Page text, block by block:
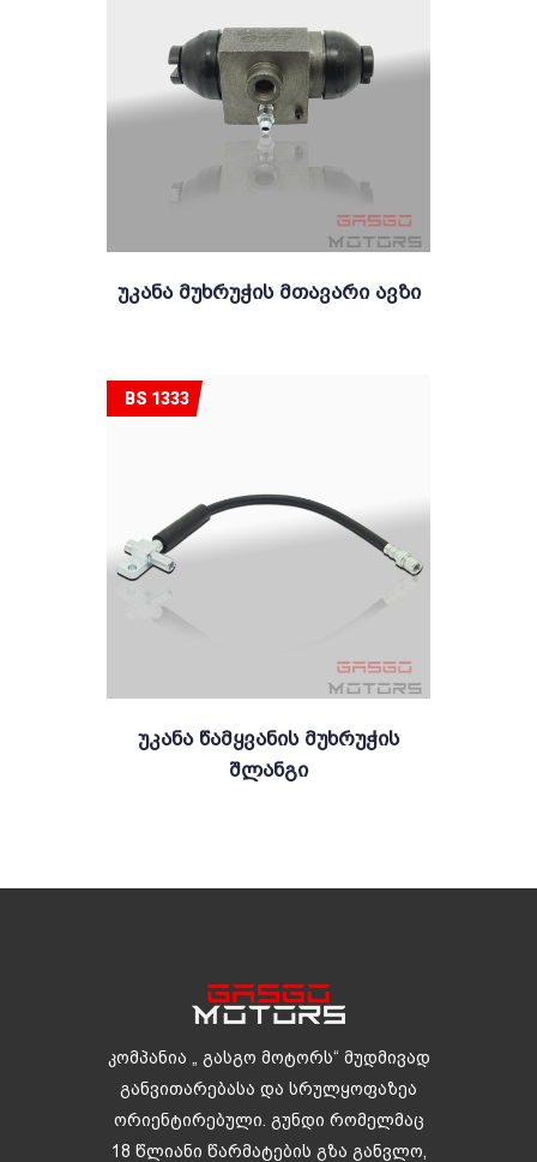
Უკანა Მუხრუჭის Მთავარი Ავზი
Უკანა Წამყვანის Მუხრუჭის
Შლანგი
BS 1333
კომპანია „ გასგო მოტორს“ მუდმივად
განვითარებასა და სრულყოფაზეა
ორიენტირებული. გუნდი რომელმაც
18 წლიანი წარმატების გზა განვლო,